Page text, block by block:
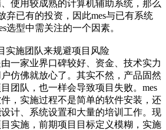
使用较成熟的计算机辅助系统，那么
弃已有的投资，因此mes与已有系统
选型中需关注的一个因素。
施团队来规避项目风险
家业界口碑较好、资金、技术实力
仿佛就放心了。其实不然，产品固然
团队，也一样会导致项目失败。mes
，实施过程不是简单的软件安装，还
计、系统设置和大量的培训工作。现
实施，前期项目目标定义模糊，实施